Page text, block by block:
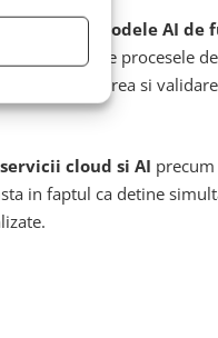
unor modele AI
accelereze procesele
generarea si
cloud si AI
in faptul ca detine